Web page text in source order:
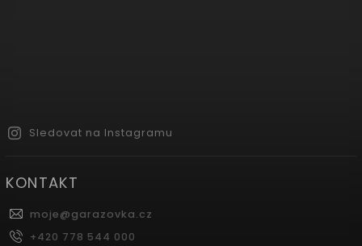
Sledovat na Instagramu
KONTAKT
moje@garazovka.cz
+420 778 544 000